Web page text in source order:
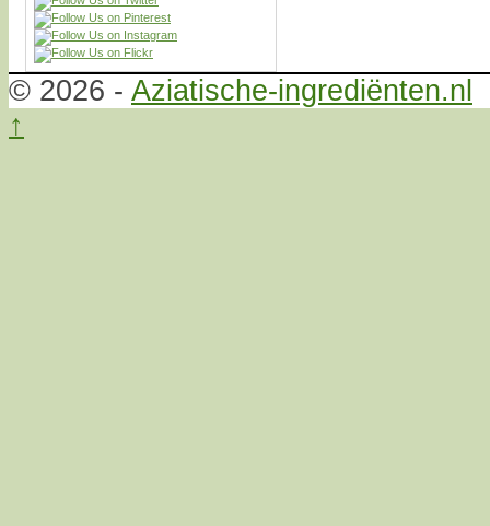
© 2026 - Aziatische-ingrediënten.nl
↑